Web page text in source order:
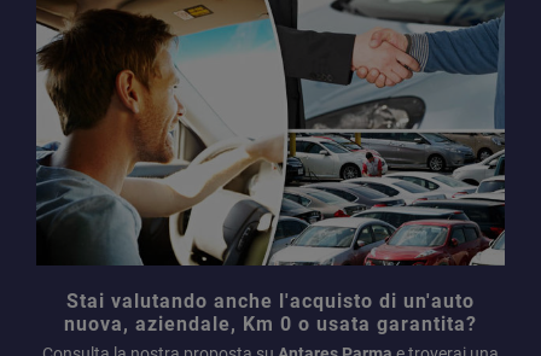
Stai valutando anche l'acquisto di un'auto
nuova, aziendale, Km 0 o usata garantita?